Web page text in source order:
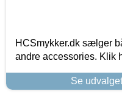
HCSmykker.dk sælger
andre accessories. Klik
Se